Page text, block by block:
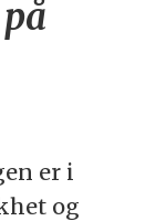
er i
og